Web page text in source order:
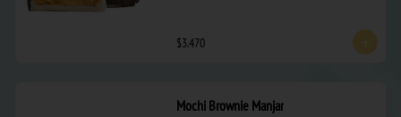
$3.470
Mochi Brownie Manjar